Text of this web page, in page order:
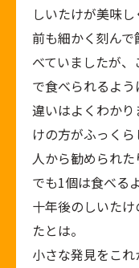
しいたけが美味
前も細かく刻ん
べていましたが
で食べられるよう
違いはよくわか
けの方がふっくら
人から勧められ
でも1個は食べる
十年後のしいた
たとは。
小さな発見をこれ